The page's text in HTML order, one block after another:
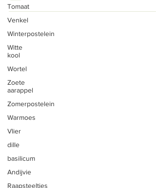
Tomaat
Venkel
Winterpostelein
Witte
kool
Wortel
Zoete
aarappel
Zomerpostelein
Warmoes
Vlier
dille
basilicum
Andijvie
Raapsteeltjes
ONS AANBOD
Groenten
Vlees
Snijbloemen
Eieren
Zelfpluk